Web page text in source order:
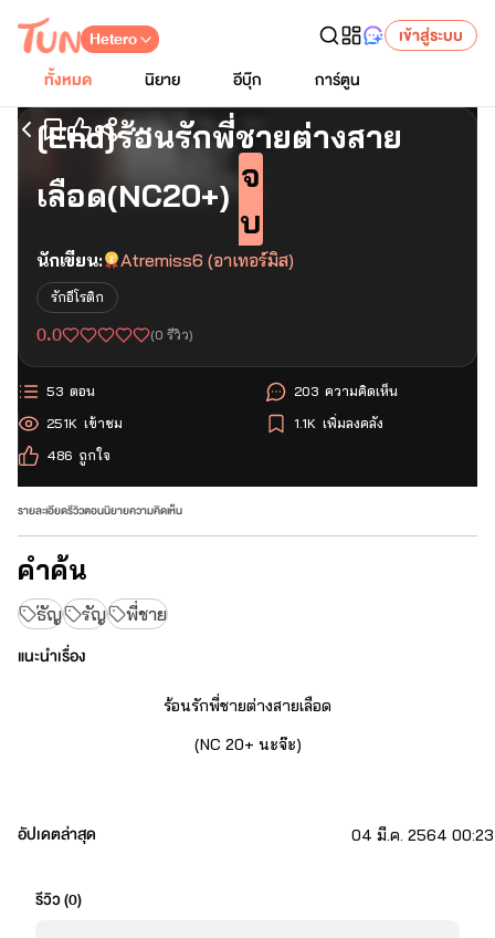
Hetero
เข้าสู่ระบบ
ทั้งหมด
นิยาย อีบุ๊ก การ์ตูน
เริ่มอ่านตอนแรก
[End]ร้อนรักพี่ชายต่างสาย
เลือด(NC20+)
จ
บ
นักเขียน: Atremiss6 (อาเทอร์มิส)
รักอีโรติก
0.0 (0 รีวิว)
ตอน
53
เข้าชม
251K
ถูกใจ
486
ความคิดเห็น
203
เพิ่มลงคลัง
1.1K
รายละเอียดรีวิวตอนนิยายความคิดเห็น
คำค้น
ัธัญ รัญ พี่ชาย
แนะนำเรื่อง
ร้อนรักพี่ชายต่างสายเลือด
(NC 20+ นะจ๊ะ)
นิยายเรื่องนี้แต่งขึ้นเพื่อความบรรเทิงเท่านั้น
อัปเดตล่าสุด 04 มี.ค. 2564
รีวิว (0)